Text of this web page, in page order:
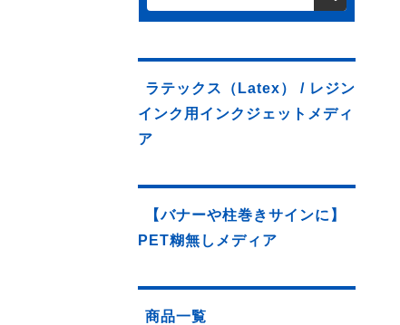
ラテックス（Latex） / レジン
インク用インクジェットメディ
ア
【バナーや柱巻きサインに】
PET糊無しメディア
商品一覧